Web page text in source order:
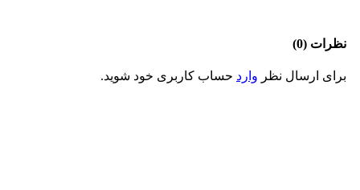
نظرات (0)
برای ارسال نظر وارد حساب کاربری خود شوید.